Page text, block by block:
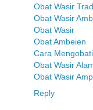
Obat Wasir
Obat Wasir
Obat Wasir
Obat Ambeien
Cara
Obat Wasir
Obat Wasir
Reply